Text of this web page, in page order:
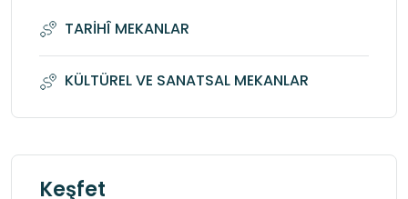
TARİHÎ MEKANLAR
KÜLTÜREL VE SANATSAL MEKANLAR
Keşfet